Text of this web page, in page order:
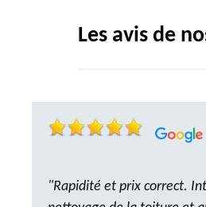
Les avis de
"Rapidité et prix correct.